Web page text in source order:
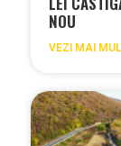
NOU
VEZI MAI